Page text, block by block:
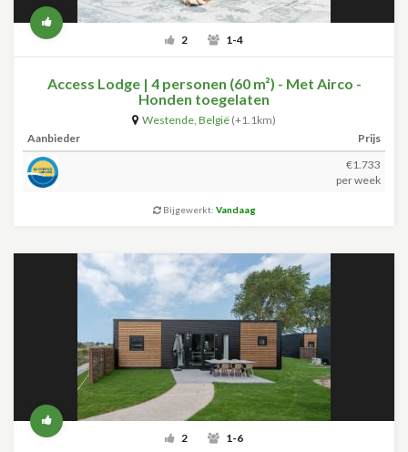
2 1-4
Access Lodge | 4 personen (60 m²) - Met Airco -
Honden toegelaten
Westende, België (+1.1km)
Aanbieder
Prijs
€1.733
per week
Bijgewerkt: Vandaag
2 1-6